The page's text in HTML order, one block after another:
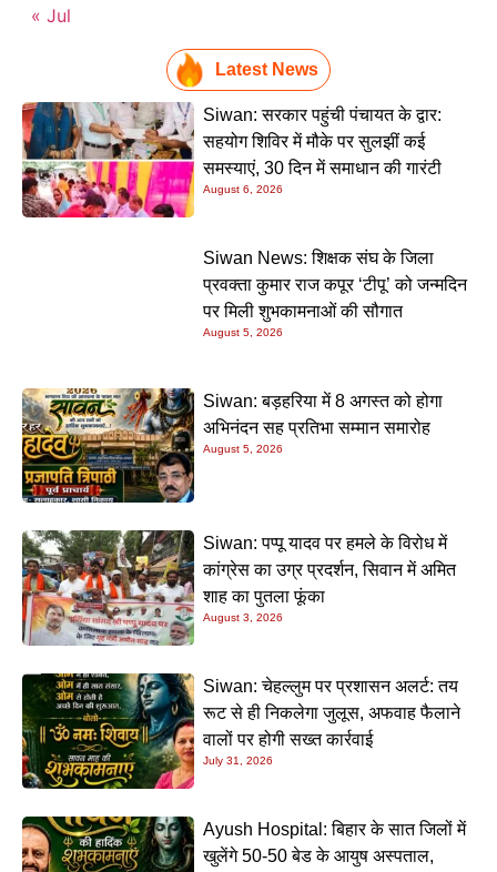
« Jul
Latest News
Siwan: सरकार पहुंची पंचायत के द्वार:
सहयोग शिविर में मौके पर सुलझीं कई
समस्याएं, 30 दिन में समाधान की गारंटी
August 6, 2026
Siwan News: शिक्षक संघ के जिला
प्रवक्ता कुमार राज कपूर ‘टीपू’ को जन्मदिन
पर मिली शुभकामनाओं की सौगात
August 5, 2026
Siwan: बड़हरिया में 8 अगस्त को होगा
अभिनंदन सह प्रतिभा सम्मान समारोह
August 5, 2026
Siwan: पप्पू यादव पर हमले के विरोध में
कांग्रेस का उग्र प्रदर्शन, सिवान में अमित
शाह का पुतला फूंका
August 3, 2026
Siwan: चेहल्लुम पर प्रशासन अलर्ट: तय
रूट से ही निकलेगा जुलूस, अफवाह फैलाने
वालों पर होगी सख्त कार्रवाई
July 31, 2026
Ayush Hospital: बिहार के सात जिलों में
खुलेंगे 50-50 बेड के आयुष अस्पताल,